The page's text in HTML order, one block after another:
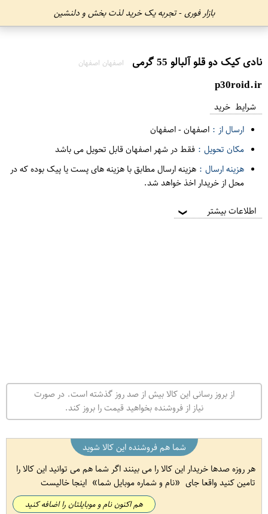
بازار فوری - تجربه یک خرید لذت بخش و دلنشین
نادی کیک دو قلو آلبالو 55 گرمی اصفهان اصفهان
p30roid.ir
شرایط خرید
ارسال از : اصفهان-اصفهان
مکان تحویل : فقط در شهر اصفهان قابل تحویل می باشد
هزینه ارسال : هزینه ارسال مطابق با هزینه های پست یا پیک بوده که در
محل از خریدار اخذ خواهد شد.
اطلاعات بیشتر ❯
از بروز رسانی این کالا بیش از صد روز گذشته است. در صورت
نیاز از فروشنده بخواهید قیمت را بروز کند.
شما هم فروشنده این کالا شوید
هر روزه صدها خریدار این کالا را می بینند اگر شما هم می توانید این کالا را
تامین کنید واقعا جای
نام و شماره موبایل شما اینجا خالیست
هم اکنون نام و موبایلتان را اضافه کنید